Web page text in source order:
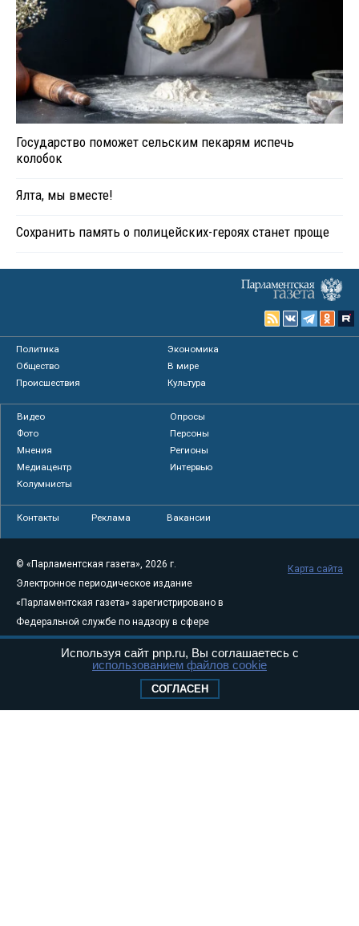
Государство поможет сельским пекарям испечь
колобок
Ялта, мы вместе!
Сохранить память о полицейских-героях станет проще
Политика
Экономика
Общество
В мире
Происшествия
Культура
Видео
Опросы
Фото
Персоны
Мнения
Регионы
Медиацентр
Интервью
Колумнисты
Контакты Реклама Вакансии
© «Парламентская газета», 2026 г.
Электронное периодическое издание
«Парламентская газета» зарегистрировано в
Федеральной службе по надзору в сфере
связи, информационных технологий и
массовых коммуникаций (Роскомнадзор) 05
Свидетельство о регистрации Эл № ФС77-
Карта сайта
Используя сайт pnp.ru, Вы соглашаетесь с
использованием файлов cookie
СОГЛАСЕН